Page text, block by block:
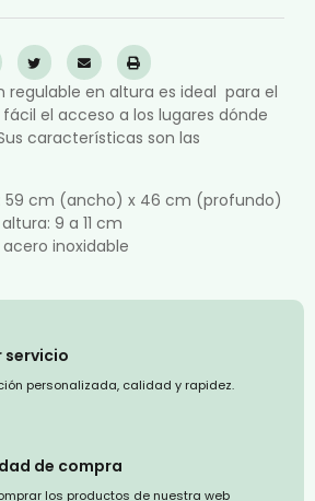
regulable en altura es ideal para el
el acceso a los lugares dónde
características son las
59 cm (ancho) x 46 cm (profundo)
9 a 11 cm
inoxidable
servicio
personalizada, calidad y rapidez.
de compra
los productos de nuestra web